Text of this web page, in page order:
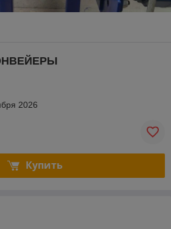
2026
Купить